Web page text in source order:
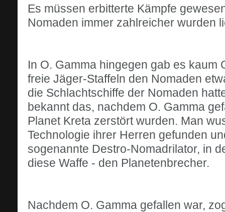
Es müssen erbitterte Kämpfe
Nomaden immer zahlreicher wurden
In O. Gamma hingegen gab es
freie Jäger-Staffeln den Nomaden
die Schlachtschiffe der Nomaden
bekannt das, nachdem O. Gamma
Planet Kreta zerstört wurden. Man
Technologie ihrer Herren gefunden
sogenannte Destro-Nomadrilator, in
diese Waffe - den Planetenbrecher.
Nachdem O. Gamma gefallen war,